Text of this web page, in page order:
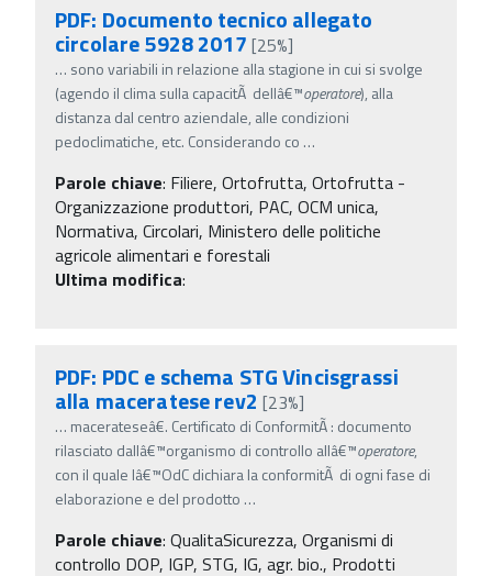
PDF: Documento tecnico allegato
circolare 5928 2017 [25%]
… sono variabili in relazione alla stagione in cui si svolge
(agendo il clima sulla capacitÃ dellâ€™operatore), alla
distanza dal centro aziendale, alle condizioni
pedoclimatiche, etc. Considerando co …
Parole chiave: Filiere, Ortofrutta, Ortofrutta -
Organizzazione produttori, PAC, OCM unica,
Normativa, Circolari, Ministero delle politiche
agricole alimentari e forestali
Ultima modifica:
PDF: PDC e schema STG Vincisgrassi
alla maceratese rev2 [23%]
… macerateseâ€. Certificato di ConformitÃ : documento
rilasciato dallâ€™organismo di controllo allâ€™operatore,
con il quale lâ€™OdC dichiara la conformitÃ di ogni fase di
elaborazione e del prodotto …
Parole chiave: QualitaSicurezza, Organismi di
controllo DOP, IGP, STG, IG, agr. bio., Prodotti